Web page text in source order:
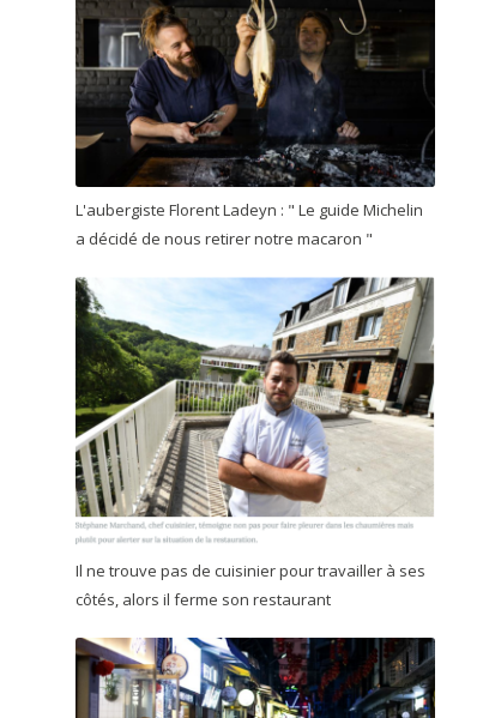
L'aubergiste Florent Ladeyn : " Le guide Michelin
a décidé de nous retirer notre macaron "
Il ne trouve pas de cuisinier pour travailler à ses
côtés, alors il ferme son restaurant